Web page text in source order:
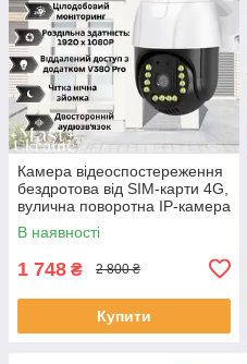
Камера відеоспостереження
бездротова від SIM-карти 4G,
вулична поворотна IP-камера
Full HD 1080p, 4G-2024
В наявності
1 748 ₴ 2 800 ₴
Купити